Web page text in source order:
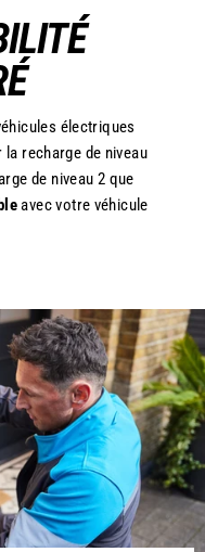
électriques
recharge de niveau
de niveau 2 que
avec votre véhicule